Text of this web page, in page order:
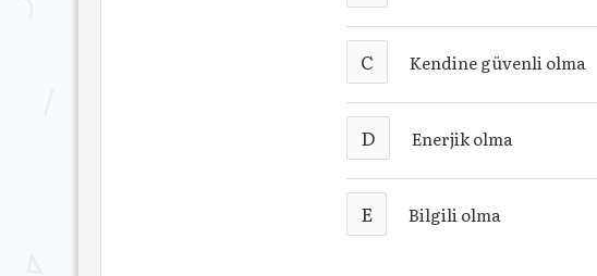
C Kendine güvenli olma
D Enerjik olma
E Bilgili olma